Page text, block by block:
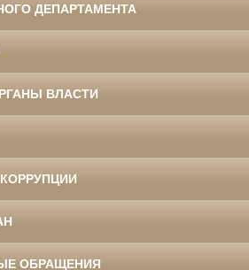
ДЕПАРТАМЕНТА
ВЛАСТИ
ОБРАЩЕНИЯ